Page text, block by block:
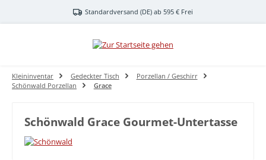
Zum Hauptinhalt springenStandardversand (DE) ab 595 € Frei
Kleininventar Gedeckter Tisch
Porzellan / Geschirr
Schönwald Porzellan
Grace
Schönwald Grace Gourmet-Untertasse